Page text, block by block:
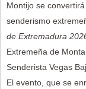
Montijo se
senderismo
de Extremadura
Extremeña de
Senderista Vegas
El evento, que se